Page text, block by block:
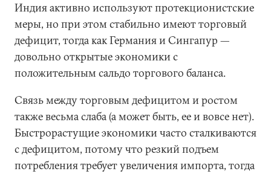
Индия активно используют протекционистские
меры, но при этом стабильно имеют торговый
дефицит, тогда как Германия и Сингапур —
довольно открытые экономики с
положительным сальдо торгового баланса.
Связь между торговым дефицитом и ростом
также весьма слаба (а может быть, ее и вовсе нет).
Быстрорастущие экономики часто сталкиваются
с дефицитом, потому что резкий подъем
потребления требует увеличения импорта, тогда